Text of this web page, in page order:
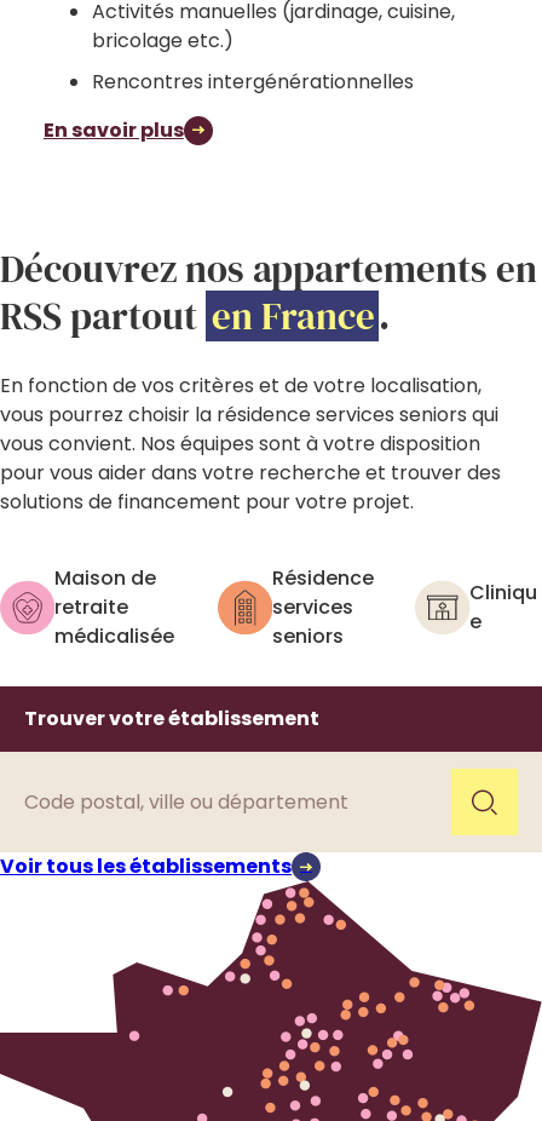
Activités manuelles (jardinage, cuisine,
bricolage etc.)
Rencontres intergénérationnelles
En savoir plus
Découvrez nos appartements en
RSS partout en France.
En fonction de vos critères et de votre localisation,
vous pourrez choisir la résidence services seniors qui
vous convient. Nos équipes sont à votre disposition
pour vous aider dans votre recherche et trouver des
solutions de financement pour votre projet.
Maison de
retraite
médicalisée
Résidence
services
seniors
Cliniqu
e
Trouver votre établissement
Voir tous les établissements